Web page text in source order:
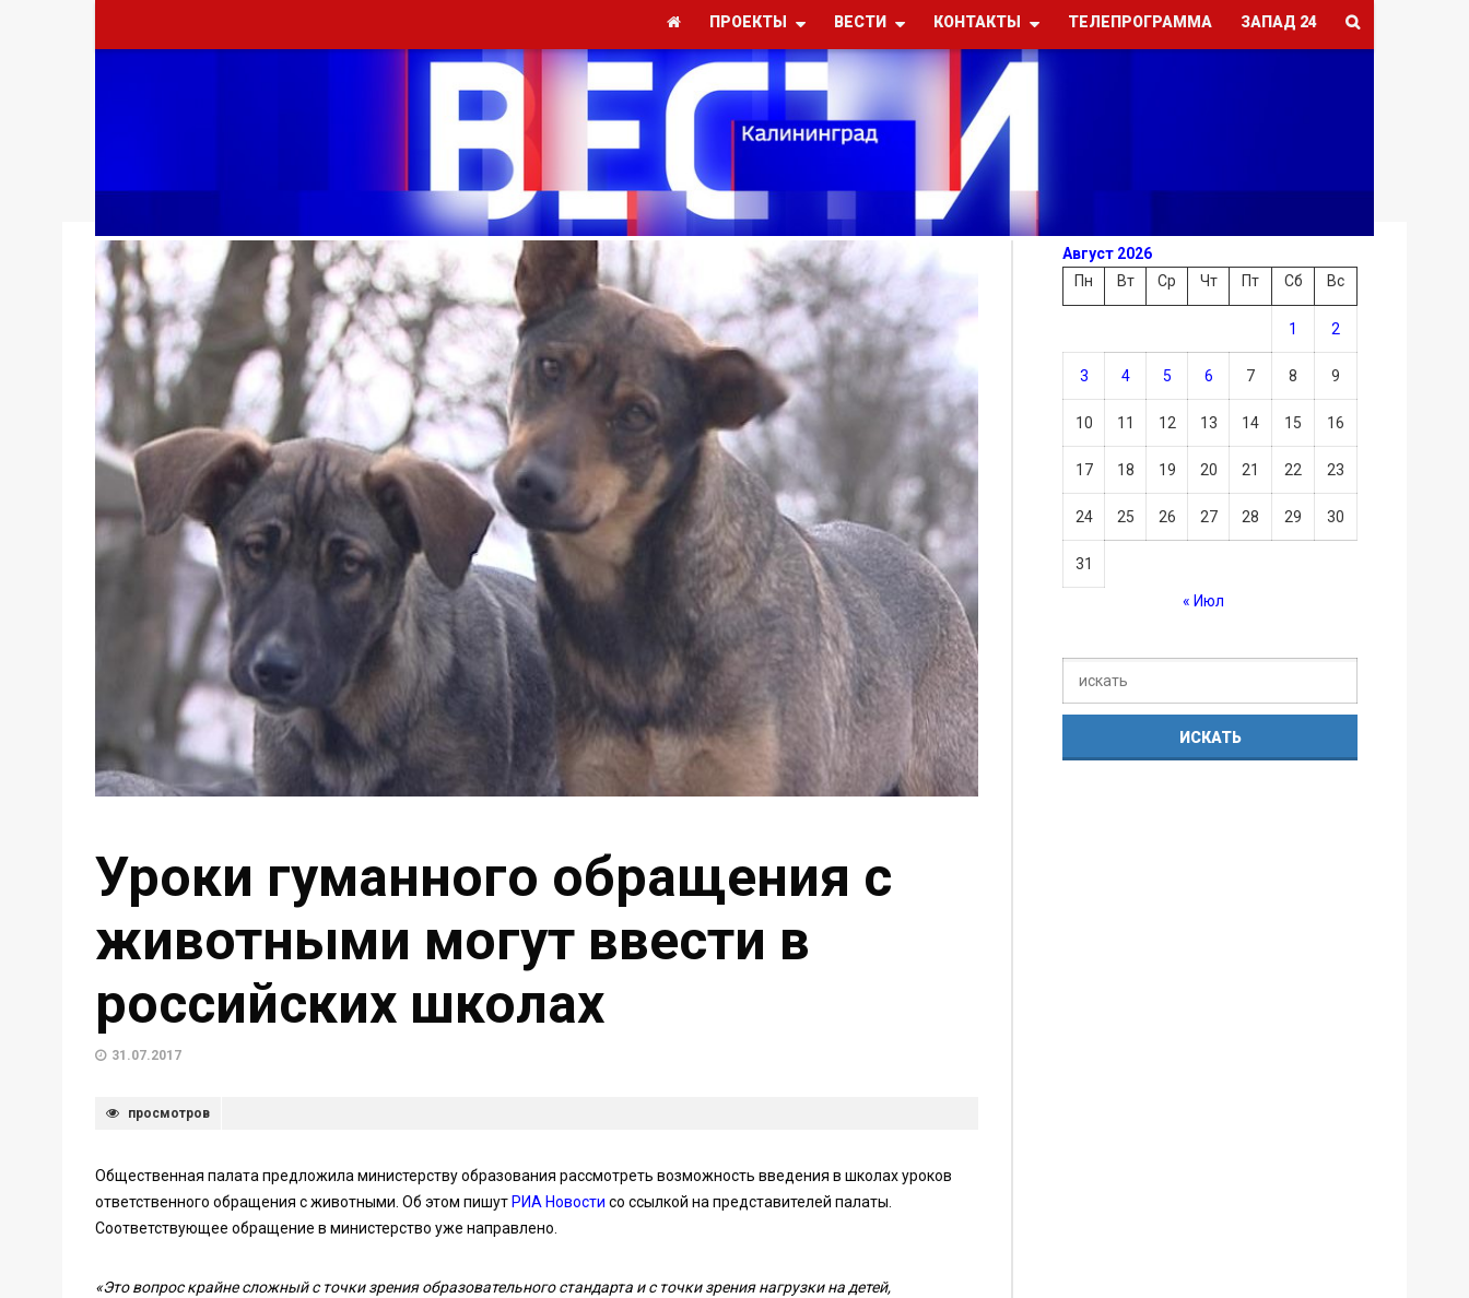
ПРОЕКТЫ ВЕСТИ КОНТАКТЫ ТЕЛЕПРОГРАММА ЗАПАД 24
Уроки гуманного обращения с
животными могут ввести в
российских школах
31.07.2017
просмотров
Общественная палата предложила министерству образования рассмотреть возможность введения в школах уроков
ответственного обращения с животными. Об этом пишут РИА Новости со ссылкой на представителей палаты.
Соответствующее обращение в министерство уже направлено.
«Это вопрос крайне сложный с точки зрения образовательного стандарта и с точки зрения нагрузки на детей,
Август 2026
Пн
Вт Ср Чт Пт Сб Вс
1 2
3 4 5 6 7 8 9
10 11 12 13 14 15 16
17 18 19 20 21 22 23
24 25 26 27 28 29 30
31
« Июл